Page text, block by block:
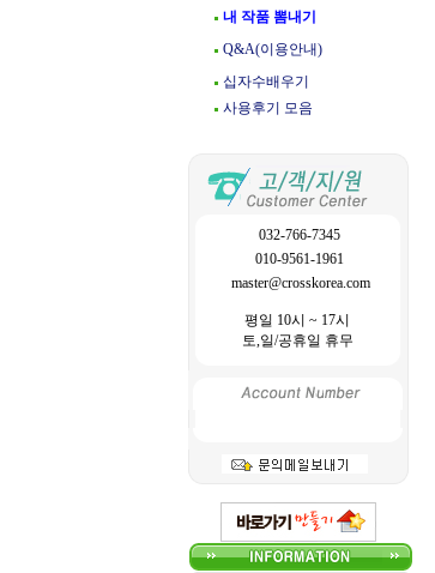
내 작품 뽐내기
Q&A(이용안내)
십자수배우기
사용후기 모음
032-766-7345
010-9561-1961
master@crosskorea.com
평일 10시 ~ 17시
토,일/공휴일 휴무